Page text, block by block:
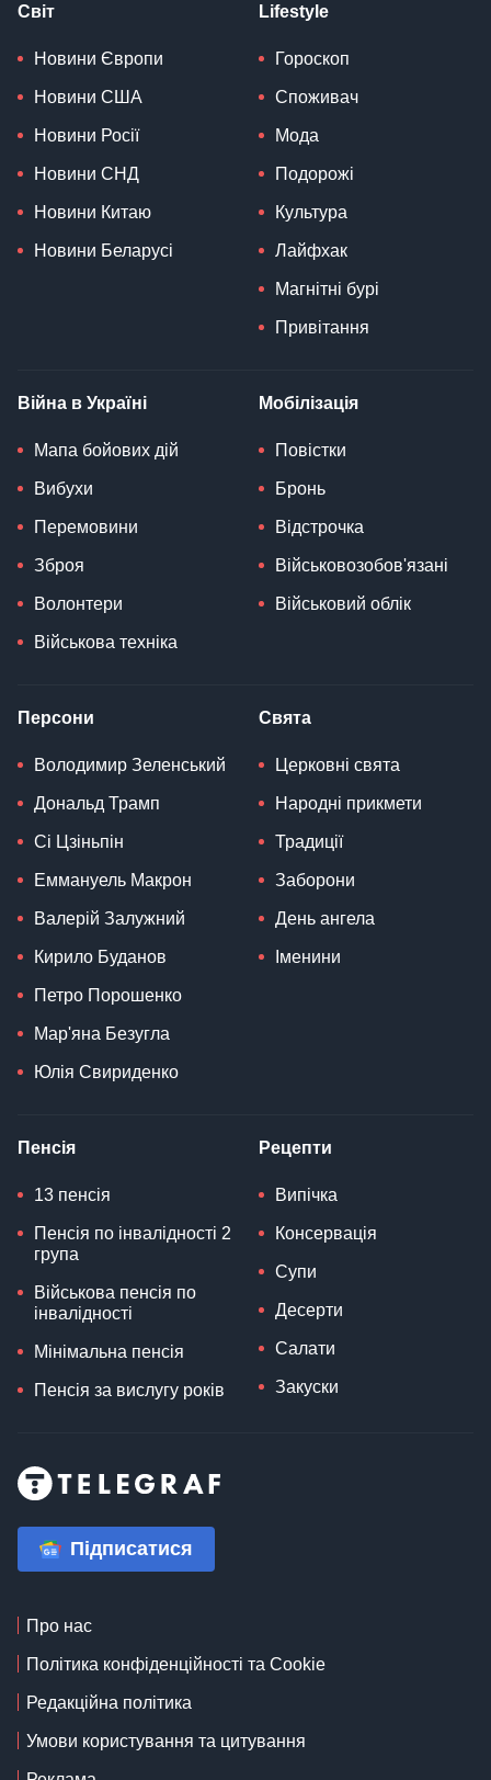
Світ
Новини Європи
Новини США
Новини Росії
Новини СНД
Новини Китаю
Новини Беларусі
Lifestyle
Гороскоп
Споживач
Мода
Подорожі
Культура
Лайфхак
Магнітні бурі
Привітання
Війна в Україні
Мапа бойових дій
Вибухи
Перемовини
Зброя
Волонтери
Військова техніка
Мобілізація
Повістки
Бронь
Відстрочка
Військовозобов'язані
Військовий облік
Персони
Володимир Зеленський
Дональд Трамп
Сі Цзіньпін
Еммануель Макрон
Валерій Залужний
Кирило Буданов
Петро Порошенко
Мар'яна Безугла
Юлія Свириденко
Свята
Церковні свята
Народні прикмети
Традиції
Заборони
День ангела
Іменини
Пенсія
13 пенсія
Пенсія по інвалідності 2
група
Військова пенсія по
інвалідності
Мінімальна пенсія
Пенсія за вислугу років
Рецепти
Випічка
Консервація
Супи
Десерти
Салати
Закуски
Підписатися
Про нас
Політика конфіденційності та Cookie
Редакційна політика
Умови користування та цитування